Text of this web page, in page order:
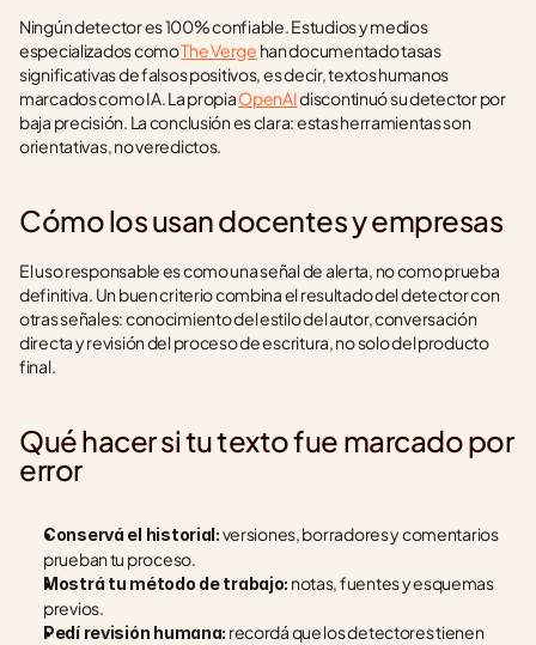
Ningún detector es 100% confiable. Estudios y medios
especializados como The Verge han documentado tasas
significativas de falsos positivos, es decir, textos humanos
marcados como IA. La propia OpenAI discontinuó su detector por
baja precisión. La conclusión es clara: estas herramientas son
orientativas, no veredictos.
Cómo los usan docentes y empresas
El uso responsable es como una señal de alerta, no como prueba
definitiva. Un buen criterio combina el resultado del detector con
otras señales: conocimiento del estilo del autor, conversación
directa y revisión del proceso de escritura, no solo del producto
final.
Qué hacer si tu texto fue marcado por
error
Conservá el historial: versiones, borradores y comentarios
prueban tu proceso.
Mostrá tu método de trabajo: notas, fuentes y esquemas
previos.
Pedí revisión humana: recordá que los detectores tienen